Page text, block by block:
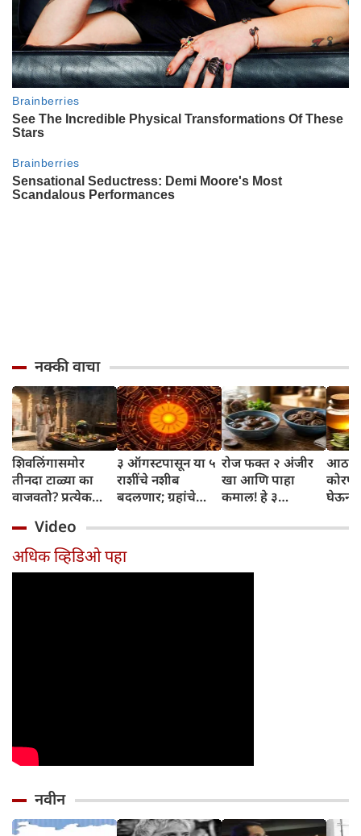
नक्की वाचा
शिवलिंगासमोर
तीनदा टाळ्या का
वाजवतो? प्रत्येक
जाणून घ्या
३ ऑगस्टपासून या ५
राशींचे नशीब
बदलणार; ग्रहांचे
संपतील आणि शुभ
दिवसांची सुरुवात
होईल
रोज फक्त २ अंजीर
खा आणि पाहा
कमाल! हे ३
तुम्हाला ठाऊक
घेऊन
Video
अधिक व्हिडिओ पहा
नवीन